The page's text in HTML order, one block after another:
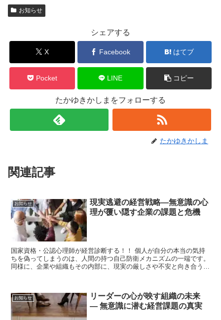
お知らせ
シェアする
X Facebook はてブ
Pocket LINE コピー
たかゆきかしまをフォローする
たかゆきかしま
関連記事
お知らせ
現実逃避の経営戦略―無意識の心
理が覆い隠す企業の課題と危機
国家資格・公認心理師が経営診断する！！ 個人が自分の本当の気持
ちを偽ってしまうのは、人間の持つ自己防衛メカニズムの一端です。
同様に、企業や組織もその内部に、現実の厳しさや不安と向き合うこ
お知らせ
リーダーの心が映す組織の未来
― 無意識に潜む経営課題の真実